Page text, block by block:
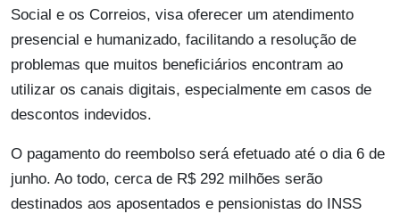
Social e os Correios, visa oferecer um atendimento
presencial e humanizado, facilitando a resolução de
problemas que muitos beneficiários encontram ao
utilizar os canais digitais, especialmente em casos de
descontos indevidos.
O pagamento do reembolso será efetuado até o dia 6 de
junho. Ao todo, cerca de R$ 292 milhões serão
destinados aos aposentados e pensionistas do INSS